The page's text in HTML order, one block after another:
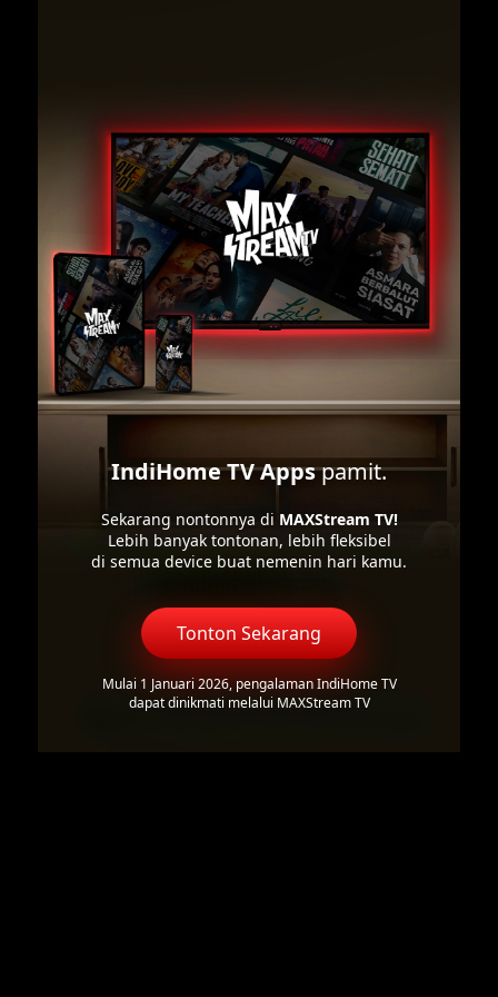
IndiHome TV Appspamit.
Sekarang nontonnya di MAXStream TV!
Lebih banyak tontonan, lebih fleksibel
di semua device buat nemenin hari kamu.
Tonton Sekarang
Mulai 1 Januari 2026, pengalaman IndiHome TV
dapat dinikmati melalui MAXStream TV